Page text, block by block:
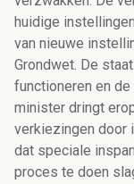
huidige
van nieuwe
Grondwet. De
functioneren en
minister dringt
verkiezingen door
dat speciale
proces te doen